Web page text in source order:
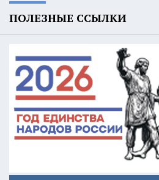
ПОЛЕЗНЫЕ ССЫЛКИ